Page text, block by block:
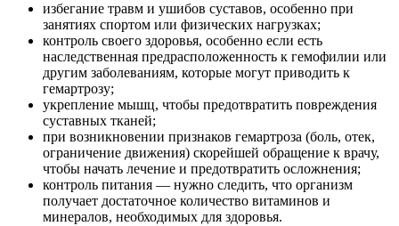
избегание травм и ушибов суставов, особенно при
занятиях спортом или физических нагрузках;
контроль своего здоровья, особенно если есть
наследственная предрасположенность к гемофилии или
другим заболеваниям, которые могут приводить к
гемартрозу;
укрепление мышц, чтобы предотвратить повреждения
суставных тканей;
при возникновении признаков гемартроза (боль, отек,
ограничение движения) скорейшей обращение к врачу,
чтобы начать лечение и предотвратить осложнения;
контроль питания — нужно следить, что организм
получает достаточное количество витаминов и
минералов, необходимых для здоровья.